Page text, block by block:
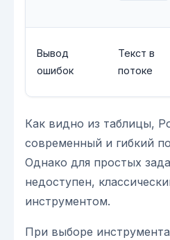
Вывод
ошибок
Текст в
потоке
Как видно из таблицы,
современный и гибкий
Однако для простых
недоступен,
инструментом.
При выборе